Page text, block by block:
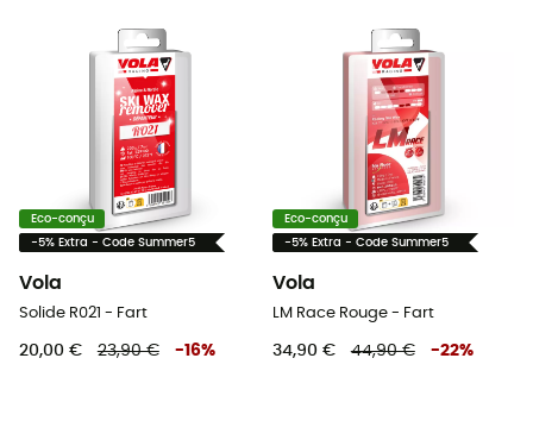
Eco-conçu
-5% Extra - Code Summer5
Vola
Solide R021 - Fart
20,00 € 23,90 € -16%
Eco-conçu
-5% Extra - Code Summer5
Vola
LM Race Rouge - Fart
34,90 € 44,90 € -22%